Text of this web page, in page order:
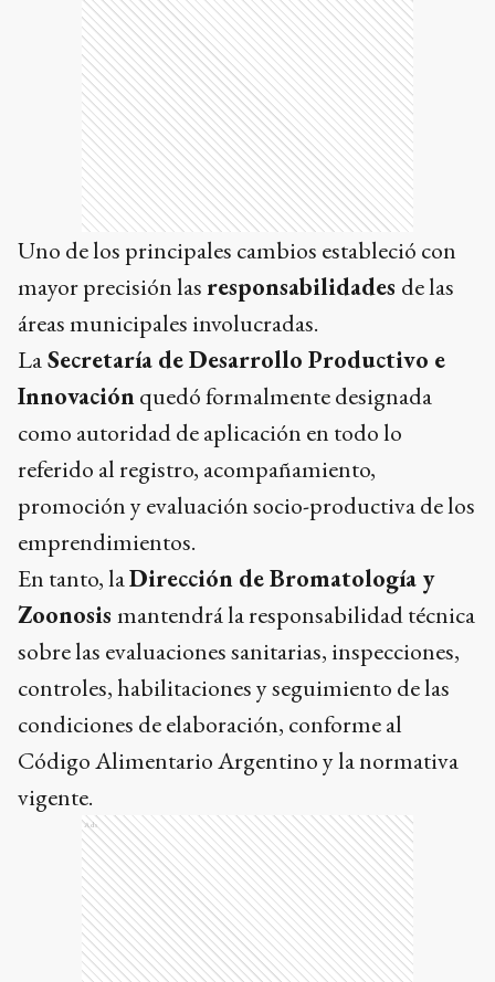
Uno de los principales cambios estableció con
mayor precisión lasresponsabilidades de las
áreas municipales involucradas.
LaSecretaría de Desarrollo Productivo e
Innovaciónquedó formalmente designada
como autoridad de aplicación en todo lo
referido al registro, acompañamiento,
promoción y evaluación socio-productiva de los
emprendimientos.
En tanto, laDirección de Bromatología y
Zoonosis mantendrá la responsabilidad técnica
sobre las evaluaciones sanitarias, inspecciones,
controles, habilitaciones y seguimiento de las
condiciones de elaboración, conforme al
Código Alimentario Argentino y la normativa
vigente.
Ads